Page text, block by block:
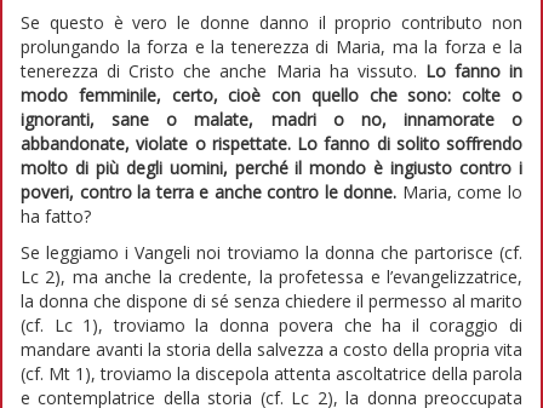
Se questo è vero le donne danno il proprio contributo non
prolungando la forza e la tenerezza di Maria, ma la forza e la
tenerezza di Cristo che anche Maria ha vissuto. Lo fanno in
modo femminile, certo, cioè con quello che sono: colte o
ignoranti, sane o malate, madri o no, innamorate o
abbandonate, violate o rispettate. Lo fanno di solito soffrendo
molto di più degli uomini, perché il mondo è ingiusto contro i
poveri, contro la terra e anche contro le donne. Maria, come lo
ha fatto?
Se leggiamo i Vangeli noi troviamo la donna che partorisce (cf.
Lc 2), ma anche la credente, la profetessa e l’evangelizzatrice,
la donna che dispone di sé senza chiedere il permesso al marito
(cf. Lc 1), troviamo la donna povera che ha il coraggio di
mandare avanti la storia della salvezza a costo della propria vita
(cf. Mt 1), troviamo la discepola attenta ascoltatrice della parola
e contemplatrice della storia (cf. Lc 2), la donna preoccupata